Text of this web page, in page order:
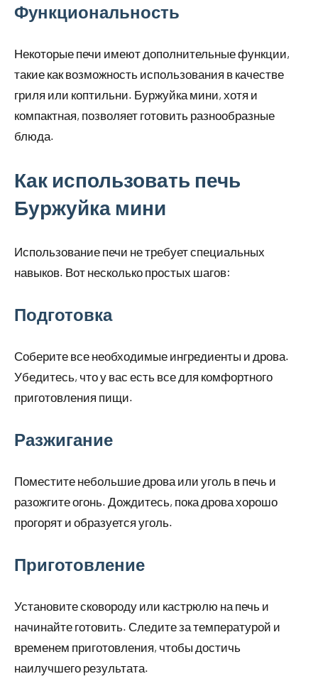
Функциональность
Некоторые печи имеют дополнительные функции,
такие как возможность использования в качестве
гриля или коптильни. Буржуйка мини, хотя и
компактная, позволяет готовить разнообразные
блюда.
Как использовать печь
Буржуйка мини
Использование печи не требует специальных
навыков. Вот несколько простых шагов:
Подготовка
Соберите все необходимые ингредиенты и дрова.
Убедитесь, что у вас есть все для комфортного
приготовления пищи.
Разжигание
Поместите небольшие дрова или уголь в печь и
разожгите огонь. Дождитесь, пока дрова хорошо
прогорят и образуется уголь.
Приготовление
Установите сковороду или кастрюлю на печь и
начинайте готовить. Следите за температурой и
временем приготовления, чтобы достичь
наилучшего результата.